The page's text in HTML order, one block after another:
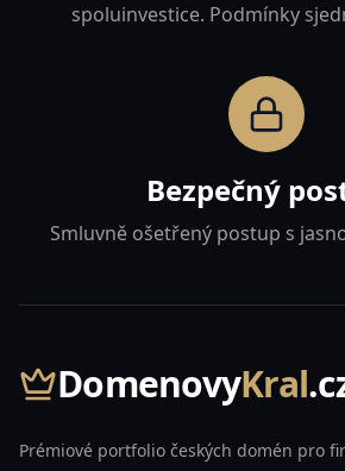
spoluinvestice. Podmínky
Bezpečný
Smluvně ošetřený postup s
DomenovyKral
Prémiové portfolio českých domén pro